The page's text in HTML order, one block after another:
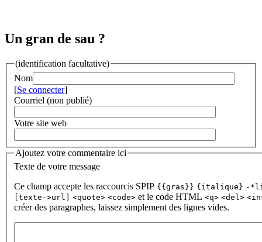
Un gran de sau ?
(identification facultative)
Nom
[Se connecter]
Courriel (non publié)
Votre site web
Ajoutez votre commentaire ici
Texte de votre message
Ce champ accepte les raccourcis SPIP {{gras}} {italique} -
[texte->url]
<quote> <code> et le code HTML <q> <del>
créer des paragraphes, laissez simplement des lignes vides.